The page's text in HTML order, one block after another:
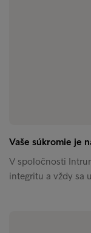
Vaše súkromie je
V spoločnosti
integritu a vždy sa